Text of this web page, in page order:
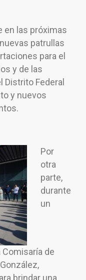
en las próximas
patrullas
para el
y de las
Distrito Federal
y nuevos
Por
otra
parte,
durante
un
de
brindar una